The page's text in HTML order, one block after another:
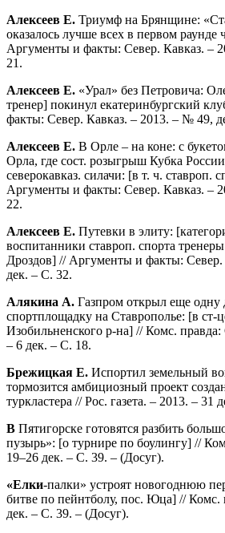
Алексеев Е. Триумф на Брянщине:
оказалось лучше всех в первом раунде
Аргументы и факты: Север. Кавказ. –
21.
Алексеев Е. «Урал» без Петровича:
тренер] покинул екатеринбургский
факты: Север. Кавказ. – 2013. – № 49,
Алексеев Е. В Орле – на коне: с
Орла, где сост. розыгрыш Кубка
северокавказ. силачи: [в т. ч. ставроп.
Аргументы и факты: Север. Кавказ. –
22.
Алексеев Е. Путевки в элиту:
воспитанники ставроп. спорта
Дроздов] // Аргументы и факты:
дек. – С. 32.
Алякина А. Газпром открыл еще одну
спортплощадку на Ставрополье: [в ст-
Изобильненского р-на] // Комс. правда:
– 6 дек. – С. 18.
Брежицкая Е. Испортил земельный
тормозится амбициозный проект
туркластера // Рос. газета. – 2013. – 31
В Пятигорске готовятся разбить
пузырь»: [о турнире по боулингу] //
19–26 дек. – С. 39. – (Досуг).
«Елки-палки» устроят новогоднюю
битве по пейнтболу, пос. Юца] // Комс.
дек. – С. 39. – (Досуг).